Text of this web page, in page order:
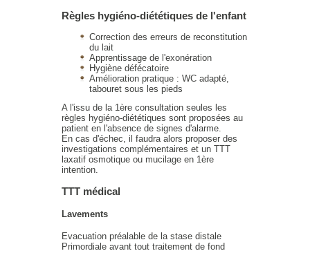
Règles hygiéno-diététiques de l'enfant
Correction des erreurs de reconstitution
du lait
Apprentissage de l'exonération
Hygiène défécatoire
Amélioration pratique : WC adapté,
tabouret sous les pieds
A l'issu de la 1ère consultation seules les
règles hygiéno-diététiques sont proposées au
patient en l'absence de signes d'alarme.
En cas d'échec, il faudra alors proposer des
investigations complémentaires et un TTT
laxatif osmotique ou mucilage en 1ère
intention.
TTT médical
Lavements
Evacuation préalable de la stase distale
Primordiale avant tout traitement de fond